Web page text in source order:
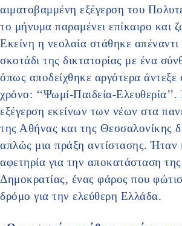
αιματοβαμμένη εξέγερση του
το μήνυμα παραμένει επίκαιρο και
Εκείνη η νεολαία στάθηκε απέναντι
σκοτάδι της δικτατορίας με ένα
όπως αποδείχθηκε αργότερα άντεξε
χρόνο: ‘‘Ψωμί-Παιδεία-
εξέγερση εκείνων των νέων στα
της Αθήνας και της Θεσσαλονίκης
απλώς μια πράξη αντίστασης. Ήταν
αφετηρία για την αποκατάσταση της
Δημοκρατίας, ένας φάρος που
δρόμο για την ελεύθερη Ελλάδα.